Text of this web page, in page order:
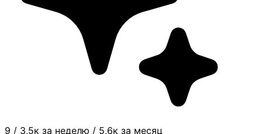
9 / 3,5к за неделю / 5,6к за месяц